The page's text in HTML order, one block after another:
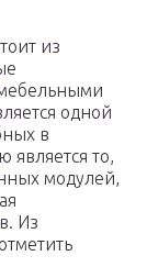
из
одной
в
является то,
модулей,
Из